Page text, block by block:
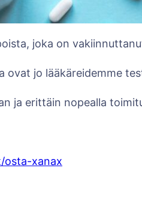
joka on
ovat jo lääkäreidemme
ja erittäin nopealla
osta-xanax